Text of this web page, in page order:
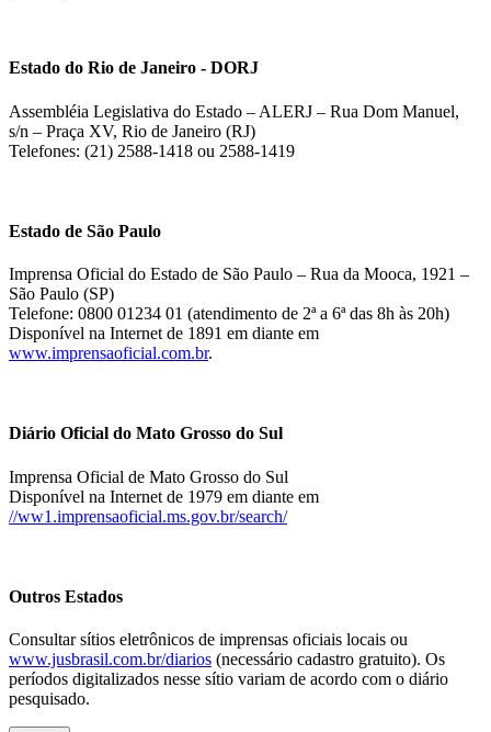
Estado do Rio de Janeiro - DORJ
Assembléia Legislativa do Estado – ALERJ – Rua Dom Manuel,
s/n – Praça XV, Rio de Janeiro (RJ)
Telefones: (21) 2588-1418 ou 2588-1419
Estado de São Paulo
Imprensa Oficial do Estado de São Paulo – Rua da Mooca, 1921 –
São Paulo (SP)
Telefone: 0800 01234 01 (atendimento de 2ª a 6ª das 8h às 20h)
Disponível na Internet de 1891 em diante em
www.imprensaoficial.com.br.
Diário Oficial do Mato Grosso do Sul
Imprensa Oficial de Mato Grosso do Sul
Disponível na Internet de 1979 em diante em
//ww1.imprensaoficial.ms.gov.br/search/
Outros Estados
Consultar sítios eletrônicos de imprensas oficiais locais ou
www.jusbrasil.com.br/diarios (necessário cadastro gratuito). Os
períodos digitalizados nesse sítio variam de acordo com o diário
pesquisado.